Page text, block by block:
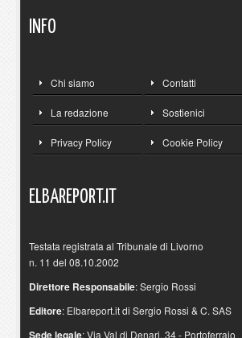
INFO
Chi siamo Contatti
La redazione Sostienici
Privacy Policy Cookie Policy
ELBAREPORT.IT
Testata registrata al Tribunale di Livorno
n. 11 del 08.10.2002
Direttore Responsabile: Sergio Rossi
Editore: Elbareport.it di Sergio Rossi & C. SAS
Sede legale: Via Val di Denari, 34 - Portoferraio